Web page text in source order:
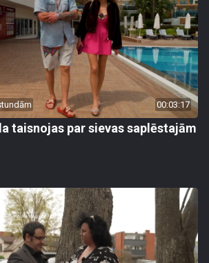
00:03:17
taisnojas par sievas saplēstajām